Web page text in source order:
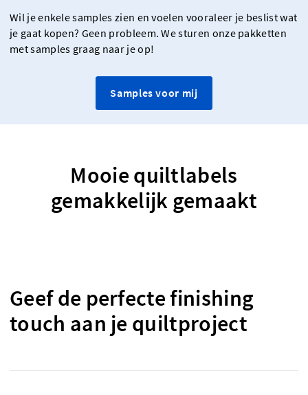
Wil je enkele samples zien en voelen vooraleer je beslist wat
je gaat kopen? Geen probleem. We sturen onze pakketten
met samples graag naar je op!
Samples voor mij
Mooie quiltlabels
gemakkelijk gemaakt
Geef de perfecte finishing
touch aan je quiltproject